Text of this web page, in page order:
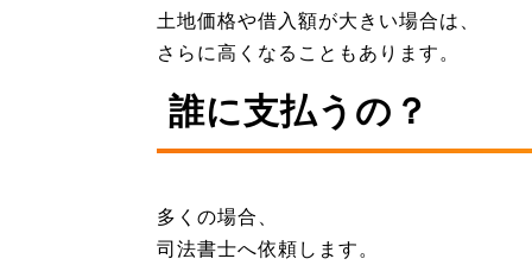
土地価格や借入額が大きい場合は、
さらに高くなることもあります。
誰に支払うの？
多くの場合、
司法書士へ依頼します。